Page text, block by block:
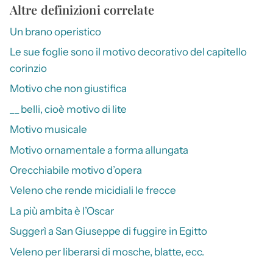
Altre definizioni correlate
Un brano operistico
Le sue foglie sono il motivo decorativo del capitello
corinzio
Motivo che non giustifica
__ belli, cioè motivo di lite
Motivo musicale
Motivo ornamentale a forma allungata
Orecchiabile motivo d’opera
Veleno che rende micidiali le frecce
La più ambita è l’Oscar
Suggerì a San Giuseppe di fuggire in Egitto
Veleno per liberarsi di mosche, blatte, ecc.